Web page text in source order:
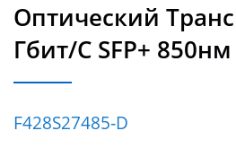
Оптический
Гбит/с SFP+
F428S27485‐D